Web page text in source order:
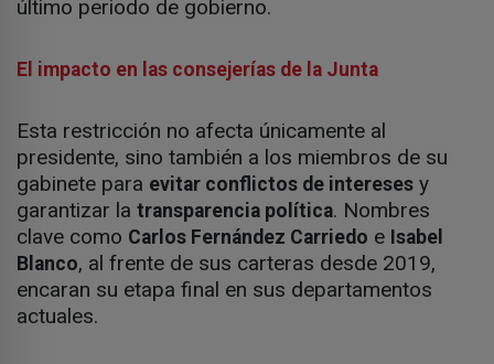
último periodo de gobierno.
El impacto en las consejerías de la Junta
Esta restricción no afecta únicamente al
presidente, sino también a los miembros de su
gabinete para evitar conflictos de intereses y
garantizar la transparencia política. Nombres
clave como Carlos Fernández Carriedo e Isabel
Blanco, al frente de sus carteras desde 2019,
encaran su etapa final en sus departamentos
actuales.